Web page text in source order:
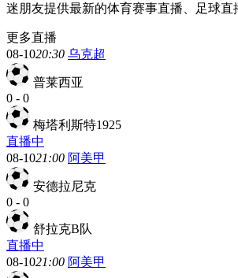
迷朋友提供最新的体育赛事直播、足球直
更多直播
08-1020:30 乌克超
普莱西亚
0 - 0
梅塔利斯特1925
直播中
08-1021:00 阿美甲
安德拉尼克
0 - 0
舒拉克B队
直播中
08-1021:00 阿美甲